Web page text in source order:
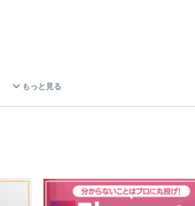
インでのコミュニケーションには自信
もお話ししながら、より良いものを
もっと見る